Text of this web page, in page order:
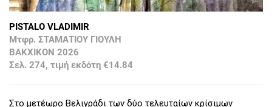
PISTALO VLADIMIR
Μτφρ. ΣΤΑΜΑΤΙΟΥ ΓΙΟΥΛΗ
ΒΑΚΧΙΚΟΝ 2026
Σελ. 274, τιμή εκδότη €14.84
Στο μετέωρο Βελιγράδι των δύο τελευταίων κρίσιμων